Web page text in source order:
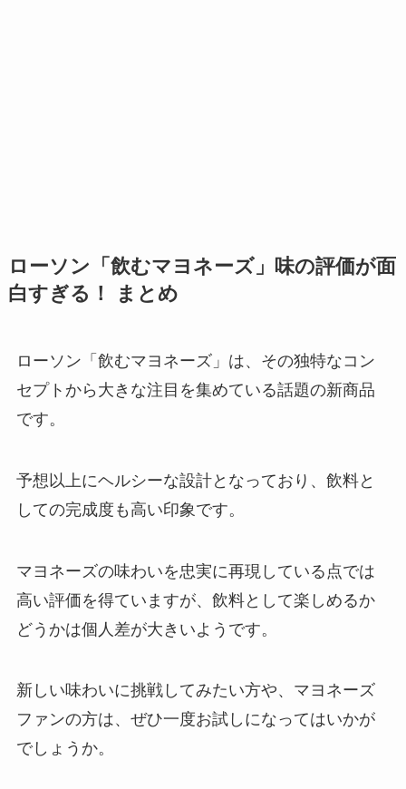
ローソン「飲むマヨネーズ」味の評価が面
白すぎる！ まとめ
ローソン「飲むマヨネーズ」は、その独特なコン
セプトから大きな注目を集めている話題の新商品
です。
予想以上にヘルシーな設計となっており、飲料と
しての完成度も高い印象です。
マヨネーズの味わいを忠実に再現している点では
高い評価を得ていますが、飲料として楽しめるか
どうかは個人差が大きいようです。
新しい味わいに挑戦してみたい方や、マヨネーズ
ファンの方は、ぜひ一度お試しになってはいかが
でしょうか。